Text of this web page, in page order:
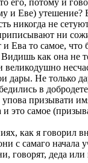
и Еве) утешение?
никогда не
ни
Ева то самое,
как она не
дары. Не только
в
призывати
это самое
как я говорил
с самаго
говорят, деда или